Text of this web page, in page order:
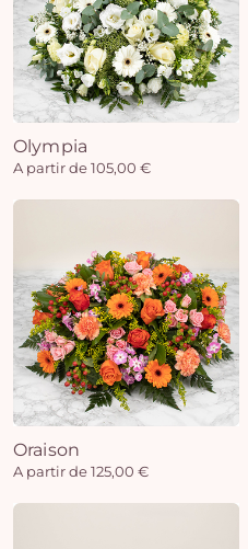
Olympia
A partir de 105,00 €
Oraison
A partir de 125,00 €